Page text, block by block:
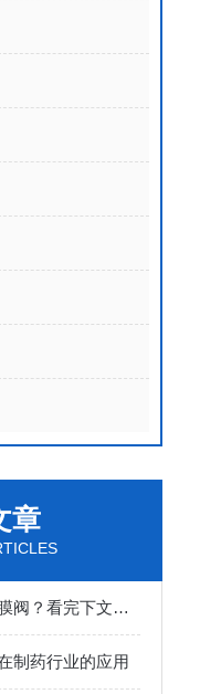
章
什么是不锈钢无菌隔膜阀？看完下文你就知道了
制药行业的应用